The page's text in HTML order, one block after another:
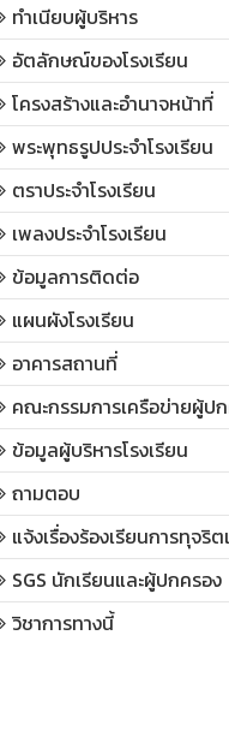
ทำเนียบผู้บริหาร
อัตลักษณ์ของโรงเรียน
โครงสร้างและอำนาจหน้าที่
พระพุทธรูปประจำโรงเรียน
ตราประจำโรงเรียน
เพลงประจำโรงเรียน
ข้อมูลการติดต่อ
แผนผังโรงเรียน
อาคารสถานที่
คณะกรรมการเครือข่ายผู้ป
ข้อมูลผู้บริหารโรงเรียน
ถามตอบ
แจ้งเรื่องร้องเรียนการทุจริ
SGS นักเรียนและผู้ปกครอง
วิชาการทางนี้